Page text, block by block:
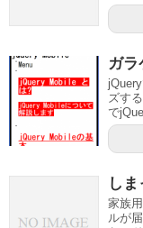
ガ
ズす
で
しま
家族
ルが